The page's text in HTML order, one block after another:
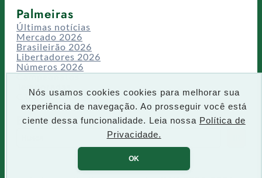
Nós usamos cookies cookies para melhorar sua
experiência de navegação. Ao prosseguir você está
ciente dessa funcionalidade. Leia nossa Política de
Privacidade.
OK
Palmeiras
Últimas notícias
Mercado 2026
Brasileirão 2026
Libertadores 2026
Números 2026
Campeonatos
Temporadas
CT/Centro de Excelência
Busca
P
e
q
u